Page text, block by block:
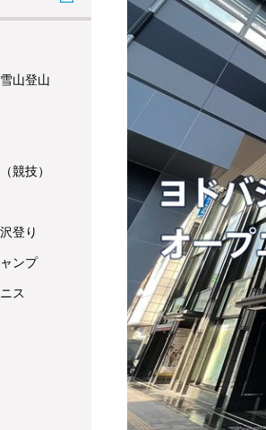
雪山登山
競技）
沢登り
ンプ
ス